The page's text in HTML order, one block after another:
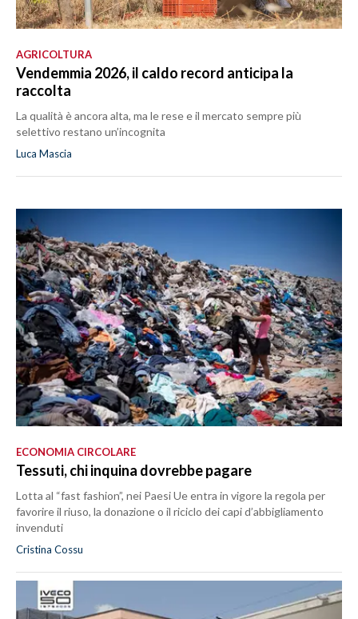
AGRICOLTURA
Vendemmia 2026, il caldo record anticipa la
raccolta
La qualità è ancora alta, ma le rese e il mercato sempre più
selettivo restano un’incognita
Luca Mascia
ECONOMIA CIRCOLARE
Tessuti, chi inquina dovrebbe pagare
Lotta al “fast fashion”, nei Paesi Ue entra in vigore la regola per
favorire il riuso, la donazione o il riciclo dei capi d’abbigliamento
invenduti
Cristina Cossu